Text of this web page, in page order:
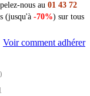
nous au 01 43 72
(jusqu'à -70%) sur tous
Voir comment adhérer